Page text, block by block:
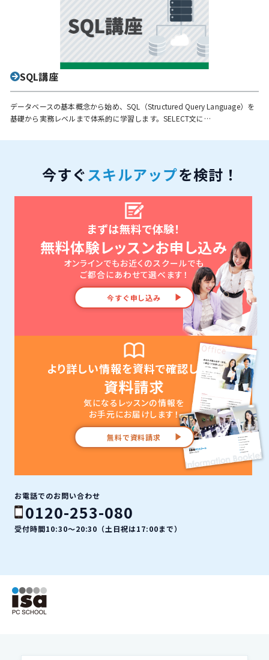
SQL講座
データベースの基本概念から始め、SQL（Structured Query Language）を
基礎から実務レベルまで体系的に学習します。SELECT文に…
今すぐスキルアップを検討！
まずは無料で体験！
無料体験レッスンお申し込み
オンラインでもお近くのスクールでも
ご都合にあわせて選べます！
今すぐ申し込み
より詳しい情報を資料で確認したい
資料請求
気になるレッスンの情報を
お手元にお届けします！
無料で資料請求
お電話でのお問い合わせ
0120-253-080
受付時間10:30〜20:30（土日祝は17:00まで）